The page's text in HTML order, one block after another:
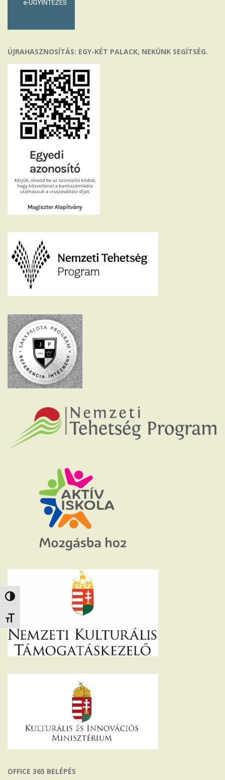
Nagy kontraszt váltása
Betűméret váltása
ÚJRAHASZNOSÍTÁS: EGY-KÉT PALACK, NEKÜNK SEGÍTSÉG.
OFFICE 365 BELÉPÉS